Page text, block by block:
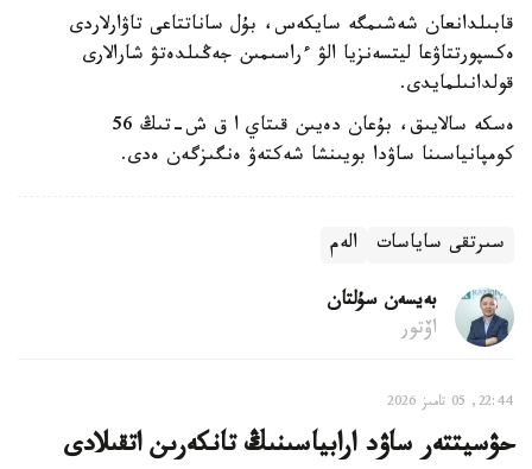
قابىلدانعان شەشىمگە سايكەس، بۇل ساناتتاعى تاۋارلاردى
ەكسپورتتاۋعا ليتسەنزيا الۋ ءراسىمىن جەڭىلدەتۋ شارالارى
قولدانىلمايدى.
ەسكە سالايىق، بۇعان دەيىن قىتاي ا ق ش-تىڭ 56
كومپانياسىنا ساۋدا بويىنشا شەكتەۋ ەنگىزگەن ەدى.
سىرتقى ساياسات الەم
بەيسەن سۇلتان
اۆتور
22:44, 05 تامىز 2026
حۋسيتتەر ساۋد ارابياسىنىڭ تانكەرىن اتقىلادى